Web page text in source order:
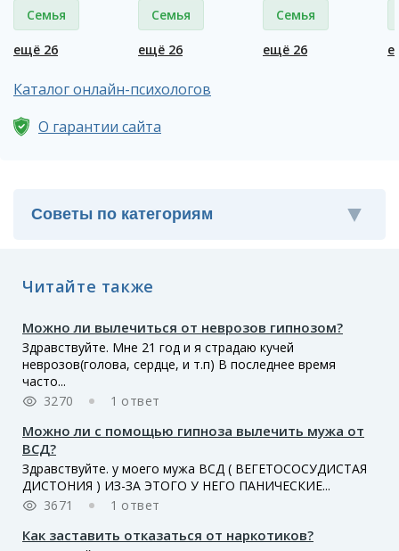
Семья
ещё 26
Семья
ещё 26
Семья
ещё 26
Каталог онлайн-психологов
О гарантии сайта
Читайте также
Можно ли вылечиться от неврозов гипнозом?
Здравствуйте. Мне 21 год и я страдаю кучей
неврозов(голова, сердце, и т.п) В последнее время
часто...
3270
1 ответ
Можно ли с помощью гипноза вылечить мужа от
ВСД?
Здравствуйте. у моего мужа ВСД ( ВЕГЕТОСОСУДИСТАЯ
ДИСТОНИЯ ) ИЗ-ЗА ЭТОГО У НЕГО ПАНИЧЕСКИЕ...
3671
1 ответ
Как заставить отказаться от наркотиков?